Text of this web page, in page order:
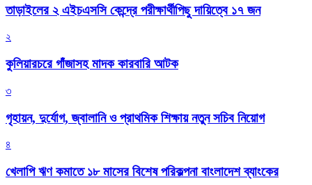
তাড়াইলের ২ এইচএসসি কেন্দ্রে পরীক্ষার্থীপিছু দায়িত্বে ১৭ জন
২
কুলিয়ারচরে গাঁজাসহ মাদক কারবারি আটক
৩
গৃহায়ন, দুর্যোগ, জ্বালানি ও প্রাথমিক শিক্ষায় নতুন সচিব নিয়োগ
৪
খেলাপি ঋণ কমাতে ১৮ মাসের বিশেষ পরিকল্পনা বাংলাদেশ ব্যাংকের